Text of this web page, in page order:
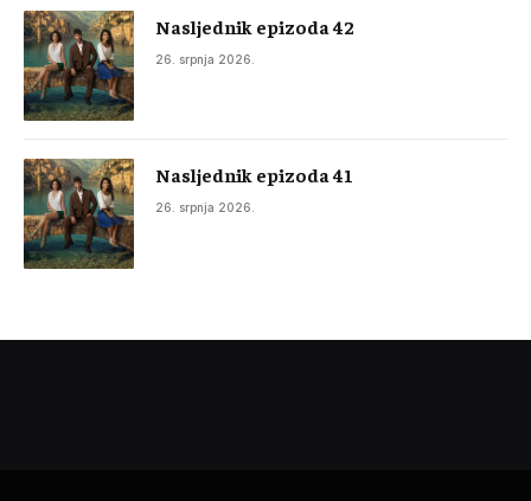
Nasljednik epizoda 42
26. srpnja 2026.
Nasljednik epizoda 41
26. srpnja 2026.